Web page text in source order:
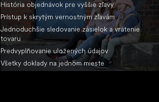
História objednávok pre vyššie zľavy
Prístup k skrytým vernostným zľavám
Jednoduchšie sledovanie zásielok a vrátenie
tovaru
Predvyplňovanie uložených údajov
Všetky doklady na jednom mieste